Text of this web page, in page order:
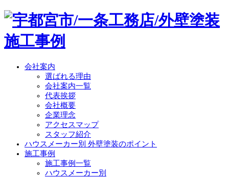
会社案内
選ばれる理由
会社案内一覧
代表挨拶
会社概要
企業理念
アクセスマップ
スタッフ紹介
ハウスメーカー別 外壁塗装のポイント
施工事例
施工事例一覧
ハウスメーカー別